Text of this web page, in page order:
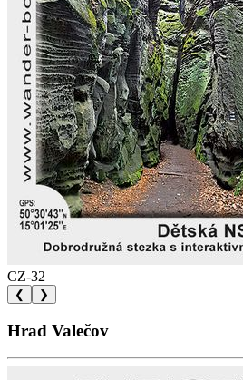
CZ-32
❮ ❯
Hrad Valečov